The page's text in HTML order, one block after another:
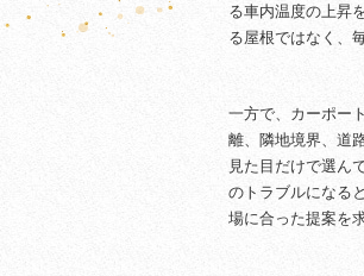
る車内温度の上昇
る屋根ではなく、
一方で、カーポー
離、隣地境界、道
見た目だけで選ん
のトラブルになる
場に合った提案を